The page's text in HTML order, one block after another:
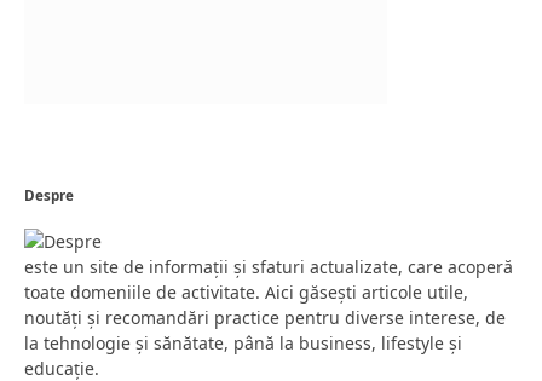
Despre
este un site de informații și sfaturi actualizate, care acoperă
toate domeniile de activitate. Aici găsești articole utile,
noutăți și recomandări practice pentru diverse interese, de
la tehnologie și sănătate, până la business, lifestyle și
educație.